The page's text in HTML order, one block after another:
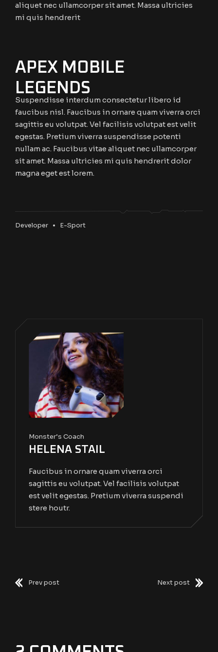
aliquet nec ullamcorper sit amet. Massa ultricies
mi quis hendrerit
APEX MOBILE
LEGENDS
Suspendisse interdum consectetur libero id
faucibus nisl. Faucibus in ornare quam viverra orci
sagittis eu volutpat. Vel facilisis volutpat est velit
egestas. Pretium viverra suspendisse potenti
nullam ac. Faucibus vitae aliquet nec ullamcorper
sit amet. Massa ultricies mi quis hendrerit dolor
magna eget est lorem.
Developer E-Sport
Monster’s Coach
HELENA STAIL
Faucibus in ornare quam viverra orci
sagittis eu volutpat. Vel facilisis volutpat
est velit egestas. Pretium viverra suspendi
stere houtr.
Prev post Next post